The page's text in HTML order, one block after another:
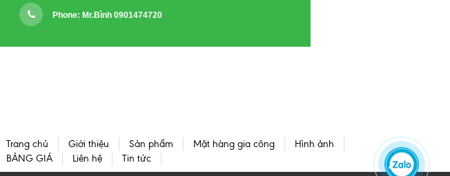
Phone: Mr.Bình 0901474720
Trang chủ Giới thiệu Sản phẩm Mặt hàng gia công
Hình ảnh
BẢNG GIÁ
Liên hệ Tin tức